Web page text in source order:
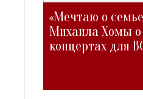
«Мечтаю о
Михаила Хомы о
концертах для